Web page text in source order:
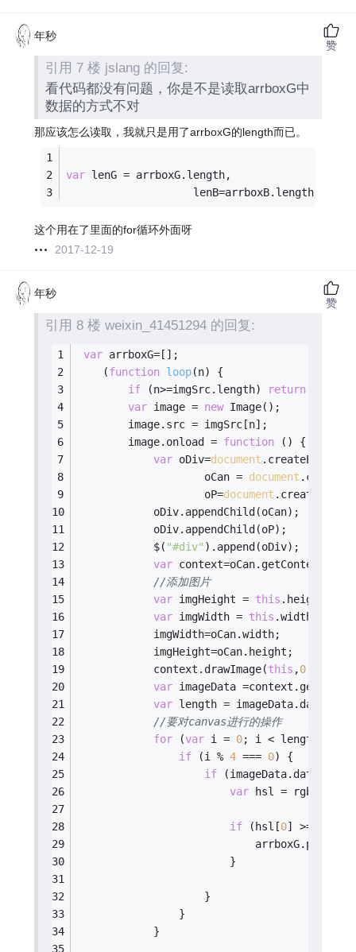
年秒
引用 7 楼 jslang 的回复:
看代码都没有问题，你是不是读取arrboxG中
数据的方式不对
那应该怎么读取，我就只是用了arrboxG的length而已。
var lenG = arrboxG.length,
                    lenB=arrboxB.length;
这个用在了里面的for循环外面呀
2017-12-19
赞
年秒
引用 8 楼 weixin_41451294 的回复:
var arrboxG=[];
    (
function loop(n) {
if (n>=imgSrc.length) return
var image = new Image();
        image.src = imgSrc[n];
        image.onload =
function ( ) {
var oDiv=document
                    oCan =
document
                    oP=
document
            oDiv.appendChild(oCan);
            oDiv.appendChild(oP);
            $(
"#div" ).append(oDiv);
var context=oCan.getContext(
//添加图片
var imgHeight = this .height;
var imgWidth = this .width;
            imgWidth=oCan.width;
            imgHeight=oCan.height;
            context.drawImage(
this ,0
var imageData
var length =
//要对canvas进行的操作
for (var i = 0; i < length;
if (i % 4 === 0) {
if (imageData.data[i +
var hsl =
if (hsl[0] >=
                        }
                    }
                }
            }
赞